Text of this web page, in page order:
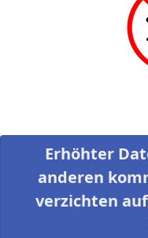
Erhöhter
anderen
verzichten